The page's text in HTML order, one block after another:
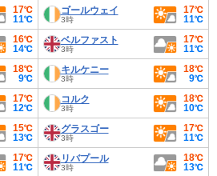
17℃
11℃
ゴールウェイ
3時
17℃
11℃
16℃
14℃
ベルファスト
3時
17℃
11℃
18℃
9℃
キルケニー
3時
18℃
9℃
17℃
12℃
コルク
3時
18℃
10℃
15℃
13℃
グラスゴー
3時
17℃
11℃
17℃
11℃
リバプール
3時
18℃
13℃